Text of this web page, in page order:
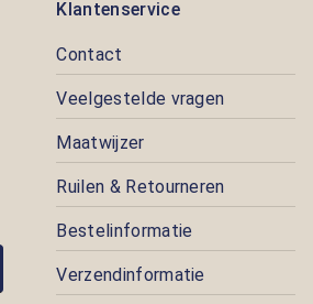
Klantenservice
Contact
Veelgestelde vragen
Maatwijzer
Ruilen & Retourneren
Bestelinformatie
Verzendinformatie